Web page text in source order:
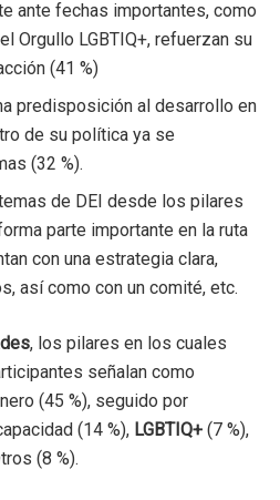
ante fechas importantes, como
Orgullo LGBTIQ+, refuerzan su
(41 %)
predisposición al desarrollo en
de su política ya se
(32 %).
de DEI desde los pilares
parte importante en la ruta
con una estrategia clara,
así como con un comité, etc.
, los pilares en los cuales
señalan como
(45 %), seguido por
(14 %), LGBTIQ+ (7 %),
(8 %).